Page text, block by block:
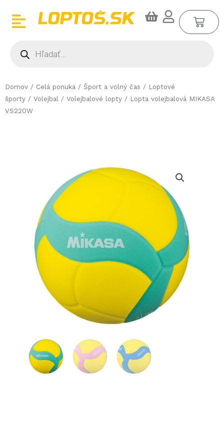
Domov / Celá ponuka / Šport a volný čas / Loptové
športy / Volejbal / Volejbalové lopty / Lopta volejbalová MIKASA
VS220W